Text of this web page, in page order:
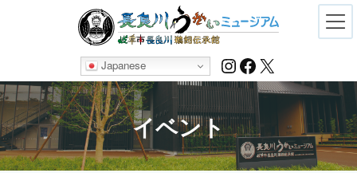
Japanese Instagram
Facebook
X
イベント